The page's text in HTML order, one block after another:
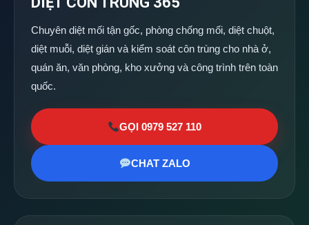
Chuyên diệt mối tận gốc, phòng chống mối, diệt chuột,
diệt muỗi, diệt gián và kiểm soát côn trùng cho nhà ở,
quán ăn, văn phòng, kho xưởng và công trình trên toàn
quốc.
GỌI 0979 527 110
CHAT ZALO